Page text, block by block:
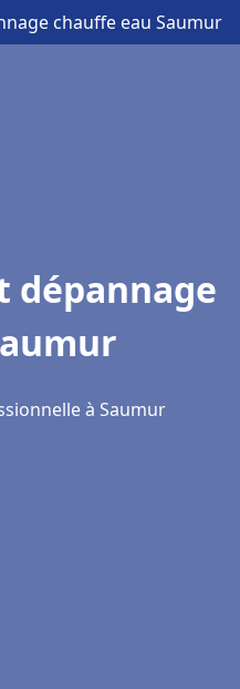
chauffe eau Saumur
à Saumur